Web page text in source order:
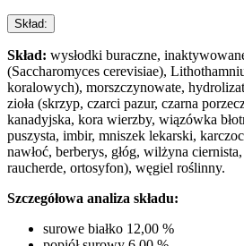
Skład:
Skład: wysłodki buraczne,
(Saccharomyces cerevisiae),
koralowych), morszczynowate,
zioła (skrzyp, czarci pazur, czarna
kanadyjska, kora wierzby, wiązówka
puszysta, imbir, mniszek lekarski,
nawłoć, berberys, głóg, wilżyna
raucherde, ortosyfon), węgiel roślinny.
Szczegółowa analiza składu:
surowe białko 12,00 %